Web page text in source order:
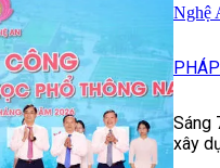
Nghệ
Sáng
xây